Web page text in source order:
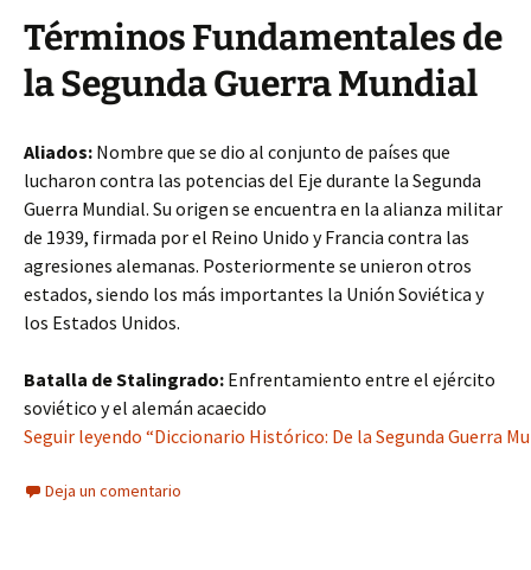
Términos Fundamentales de
la Segunda Guerra Mundial
Aliados: Nombre que se dio al conjunto de países que
lucharon contra las potencias del Eje durante la Segunda
Guerra Mundial. Su origen se encuentra en la alianza militar
de 1939, firmada por el Reino Unido y Francia contra las
agresiones alemanas. Posteriormente se unieron otros
estados, siendo los más importantes la Unión Soviética y
los Estados Unidos.
Batalla de Stalingrado: Enfrentamiento entre el ejército
soviético y el alemán acaecido
Seguir leyendo “Diccionario Histórico: De la Segunda Guerra
Deja un comentario